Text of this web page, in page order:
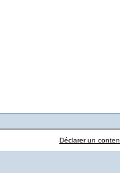
Déclarer un